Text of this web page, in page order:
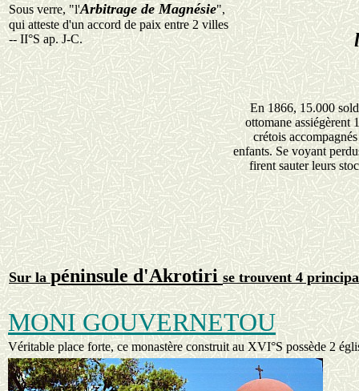
Sous verre, "l'Arbitrage de Magnésie",
qui atteste d'un accord de paix entre 2 villes
-- II°S ap. J-C.
En 1866, 15.000
ottomane assiégèrent
crétois
enfants. Se voyant
firent sauter leurs
Sur lapéninsule d'Akrotirise trouvent 4
.
MONI GOUVERNETOU
Véritable place forte, ce monastère construit au XVI°S possède 2